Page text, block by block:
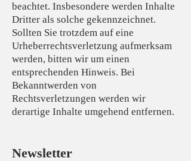
beachtet. Insbesondere werden Inhalte
Dritter als solche gekennzeichnet.
Sollten Sie trotzdem auf eine
Urheberrechtsverletzung aufmerksam
werden, bitten wir um einen
entsprechenden Hinweis. Bei
Bekanntwerden von
Rechtsverletzungen werden wir
derartige Inhalte umgehend entfernen.
Newsletter